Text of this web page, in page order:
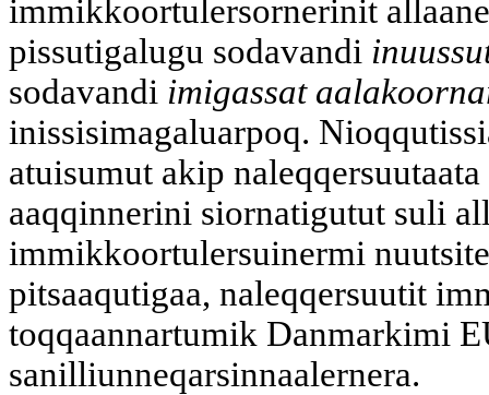
immikkoortulersornerinit
pissutigalugu sodavandi
sodavandi imigassat
inissisimagaluarpoq.
atuisumut akip
aaqqinnerini siornatigutut suli
immikkoortulersuinermi
pitsaaqutigaa, naleqqersuutit
toqqaannartumik Danmarkimi
sanilliunneqarsinnaalernera.